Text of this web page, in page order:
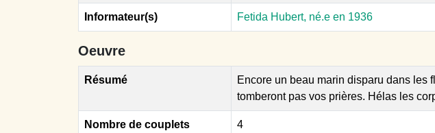
Informateur(s) Fetida Hubert, né.e en 1936
Oeuvre
Résumé
Encore un beau marin disparu dans les
tomberont pas vos prières. Hélas les
Nombre de couplets 4